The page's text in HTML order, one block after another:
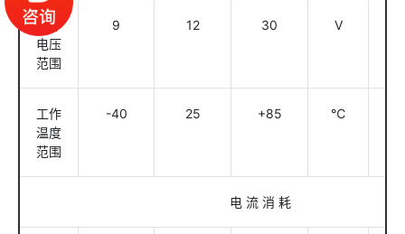
工作
电压
范围
9 12 30 V
工作
温度
范围
-40 25 +85 ℃
电 流 消 耗